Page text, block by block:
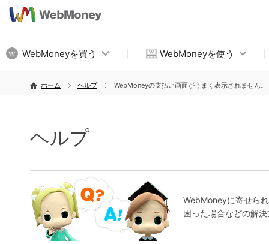
WebMoneyを買う WebMoneyを使う
ホーム ヘルプ WebMoneyの支払い画面がうまく表示されません。
ヘルプ
WebMoneyに寄せら
困った場合などの解